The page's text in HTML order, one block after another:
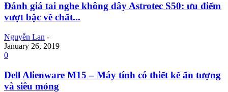
Đánh giá tai nghe không dây Astrotec S50: ưu điểm
vượt bậc về chất...
Nguyễn Lan -
January 26, 2019
0
Dell Alienware M15 – Máy tính có thiết kế ấn tượng
và siêu mỏng